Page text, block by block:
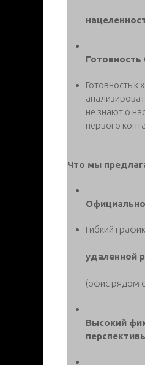
Готовность
не знают о
первого
Что мы
Гибкий
удаленной
(офис рядом
Высокий